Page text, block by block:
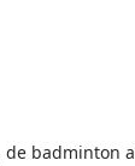
de badminton